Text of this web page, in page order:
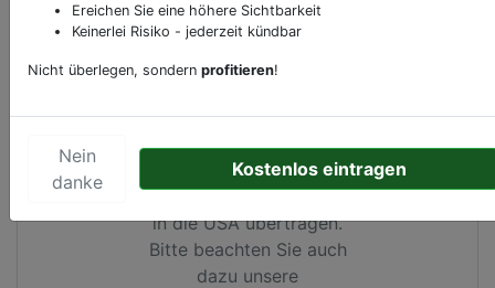
Karte werden von
Google Maps Cookies
gesetzt, IhreIP-Adresse
gespeichertund Daten
in die USA übertragen.
Bitte beachten Sie auch
dazu unsere
Ereichen Sie eine höhere Sichtbarkeit
Keinerlei Risiko - jederzeit kündbar
Nicht überlegen, sondern profitieren!
Nein
danke
Kostenlos eintragen